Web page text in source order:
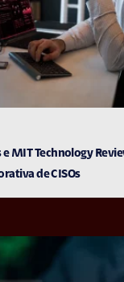
e MIT Technology
de CISOs